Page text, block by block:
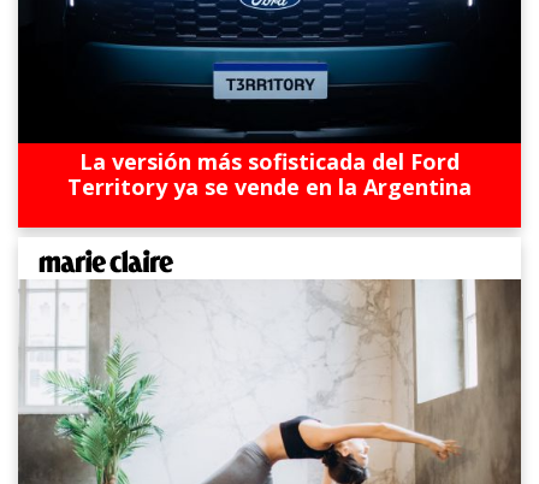
La versión más sofisticada del Ford
Territory ya se vende en la Argentina